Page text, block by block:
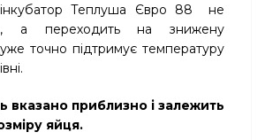
інкубатор Теплуша Євро 88 не
а переходить на знижену
точно підтримує температуру
вказано приблизно і залежить
яйця.